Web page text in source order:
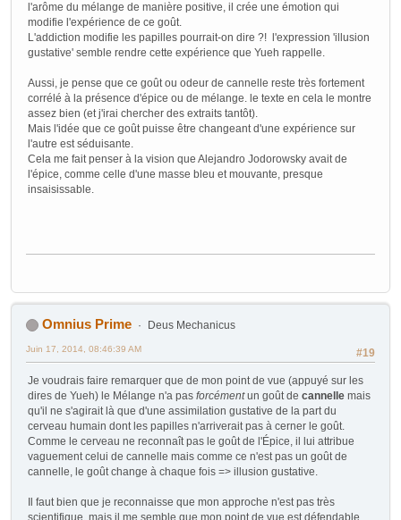
l'arôme du mélange de manière positive, il crée une émotion qui
modifie l'expérience de ce goût.
L'addiction modifie les papilles pourrait-on dire ?! l'expression 'illusion
gustative' semble rendre cette expérience que Yueh rappelle.
Aussi, je pense que ce goût ou odeur de cannelle reste très fortement
corrélé à la présence d'épice ou de mélange. le texte en cela le montre
assez bien (et j'irai chercher des extraits tantôt).
Mais l'idée que ce goût puisse être changeant d'une expérience sur
l'autre est séduisante.
Cela me fait penser à la vision que Alejandro Jodorowsky avait de
l'épice, comme celle d'une masse bleu et mouvante, presque
insaisissable.
Omnius Prime Deus Mechanicus
#19
Juin 17, 2014, 08:46:39 AM
Je voudrais faire remarquer que de mon point de vue (appuyé sur les
dires de Yueh) le Mélange n'a pas forcémentun goût de cannelle mais
qu'il ne s'agirait là que d'une assimilation gustative de la part du
cerveau humain dont les papilles n'arriverait pas à cerner le goût.
Comme le cerveau ne reconnaît pas le goût de l'Épice, il lui attribue
vaguement celui de cannelle mais comme ce n'est pas un goût de
cannelle, le goût change à chaque fois => illusion gustative.
Il faut bien que je reconnaisse que mon approche n'est pas très
scientifique, mais il me semble que mon point de vue est défendable